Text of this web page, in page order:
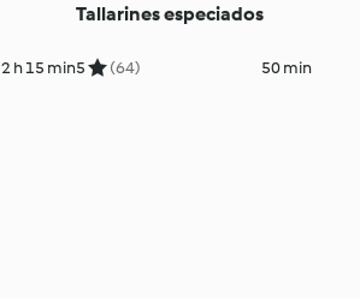
2 h 15 min
Tallarines especiados
5 (64) 50 min